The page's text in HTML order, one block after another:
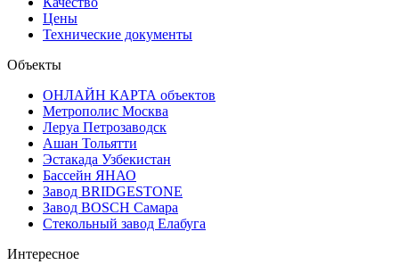
Цены
Технические документы
Объекты
ОНЛАЙН КАРТА объектов
Метрополис Москва
Леруа Петрозаводск
Ашан Тольятти
Эстакада Узбекистан
Бассейн ЯНАО
Завод BRIDGESTONE
Завод BOSCH Самара
Стекольный завод Елабуга
Интересное